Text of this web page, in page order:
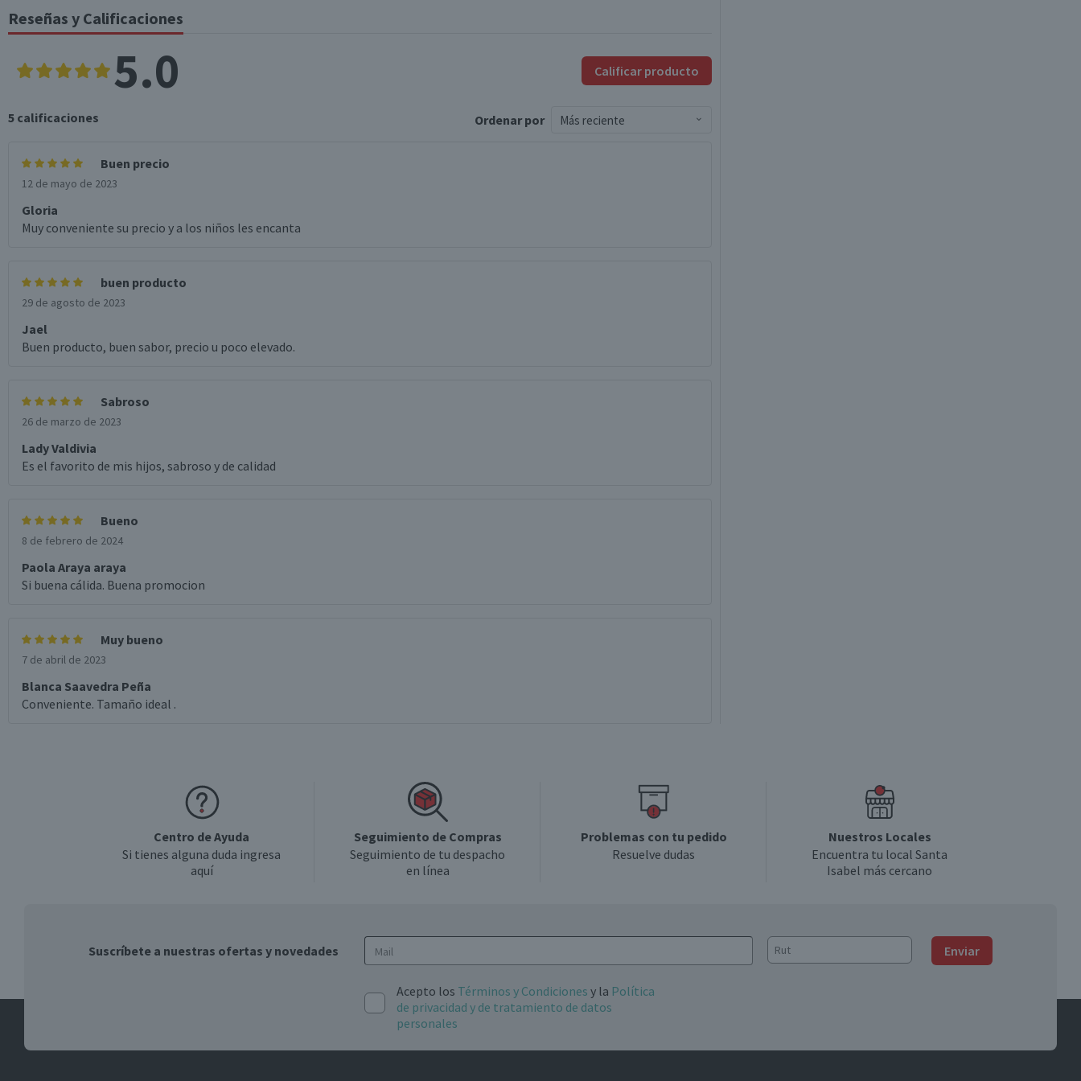
Reseñas y Calificaciones
5.0 Calificar producto
5 calificaciones Ordenar por Más reciente
Buen precio
12 de mayo de 2023
Gloria
Muy conveniente su precio y a los niños les encanta
buen producto
29 de agosto de 2023
Jael
Buen producto, buen sabor, precio u poco elevado.
Sabroso
26 de marzo de 2023
Lady Valdivia
Es el favorito de mis hijos, sabroso y de calidad
Bueno
8 de febrero de 2024
Paola Araya araya
Si buena cálida. Buena promocion
Muy bueno
7 de abril de 2023
Blanca Saavedra Peña
Conveniente. Tamaño ideal .
Centro de Ayuda
Si tienes alguna duda ingresa
aquí
Seguimiento de Compras
Seguimiento de tu despacho
en línea
Problemas con tu pedido
Resuelve dudas
Nuestros Locales
Encuentra tu local Santa
Isabel más cercano
Suscríbete a nuestras ofertas y novedades Enviar
Acepto los Términos y Condiciones y la Política
de privacidad y de tratamiento de datos
personales